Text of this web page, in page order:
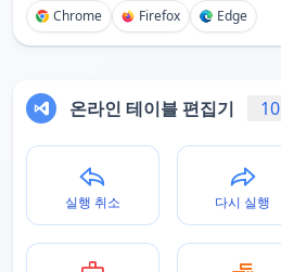
Chrome Firefox Edge
온라인 테이블 편집기 10
실행 취소 다시 실행